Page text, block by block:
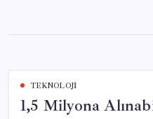
content
TEKNOLOJI
1,5 Milyona